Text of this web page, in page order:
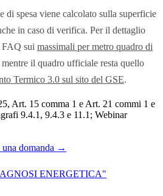
di spesa viene calcolato sulla superficie
in caso di verifica. Per il dettaglio
FAQ sui massimali per metro quadro di
mentre il quadro ufficiale resta quello
Termico 3.0 sul sito del GSE.
Art. 15 comma 1 e Art. 21 commi 1 e
9.4.1, 9.4.3 e 11.1; Webinar
una domanda →
ENERGETICA"